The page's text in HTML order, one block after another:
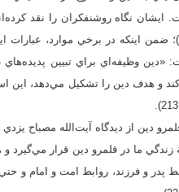
ضمن اينکه در برخي موارد،
«دين وظيفه‌اي براي تبيين
زندگي ما در قلمرو دين قرار مي‌گيرد